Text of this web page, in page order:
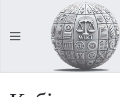
Відкрити головне меню